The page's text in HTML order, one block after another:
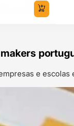
e escolas